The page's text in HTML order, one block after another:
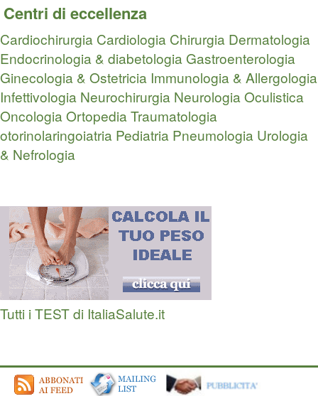
Centri di eccellenza
Cardiochirurgia Cardiologia Chirurgia Dermatologia
Endocrinologia & diabetologia Gastroenterologia
Ginecologia & Ostetricia Immunologia & Allergologia
Infettivologia Neurochirurgia NeurologiaOculistica
OncologiaOrtopedia Traumatologia
otorinolaringoiatria Pediatria Pneumologia Urologia
& Nefrologia
Tutti i TEST di ItaliaSalute.it